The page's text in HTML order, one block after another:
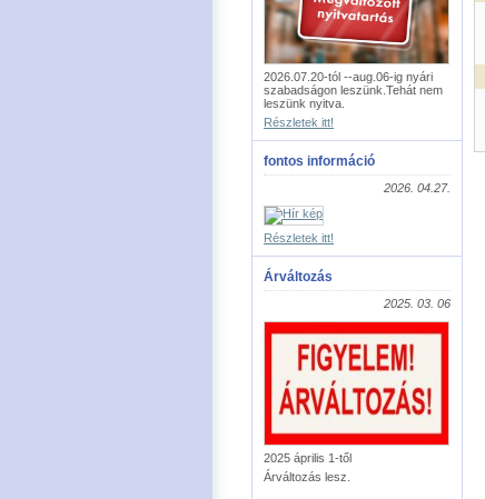
2026.07.20-tól --aug.06-ig nyári
szabadságon leszünk.Tehát nem
leszünk nyitva.
Részletek itt!
fontos információ
2026. 04.27.
Részletek itt!
Árváltozás
2025. 03. 06
2025 április 1-től
Árváltozás lesz.